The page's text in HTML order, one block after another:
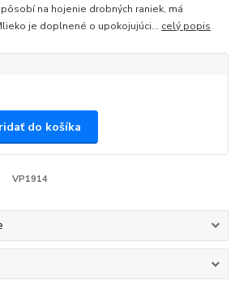
na hojenie drobných raniek, má
je doplnené o upokojujúci... celý popis
do košíka
VP1914